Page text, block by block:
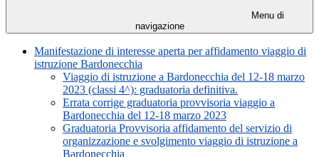
Menu di
navigazione
Manifestazione di interesse aperta per affidamento viaggio di
istruzione Bardonecchia
Viaggio di istruzione a Bardonecchia del 12-18 marzo
2023 (classi 4^): graduatoria definitiva.
Errata corrige graduatoria provvisoria viaggio a
Bardonecchia del 12-18 marzo 2023
Graduatoria Provvisoria affidamento del servizio di
organizzazione e svolgimento viaggio di istruzione a
Bardonecchia